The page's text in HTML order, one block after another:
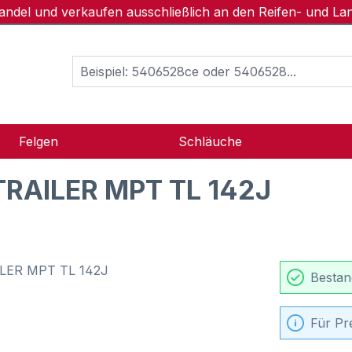
und verkaufen ausschließlich an den Reifen- und
Felgen Schläuche
MPT TL 142J
Für